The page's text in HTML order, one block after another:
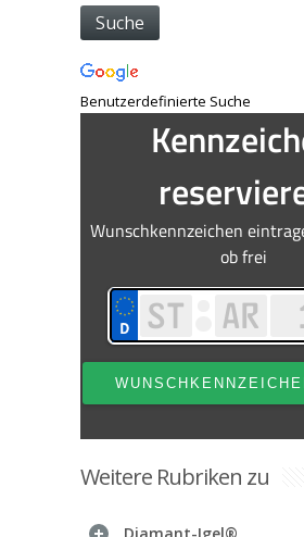
Benutzerdefinierte Suche
Weitere Rubriken zu